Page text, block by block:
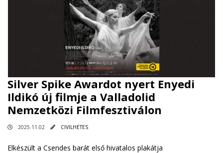
Silver Spike Awardot nyert Enyedi
Ildikó új filmje a Valladolid
Nemzetközi Filmfesztiválon
2025.11.02 CIVILHETES
Elkészült a Csendes barát első hivatalos plakátja